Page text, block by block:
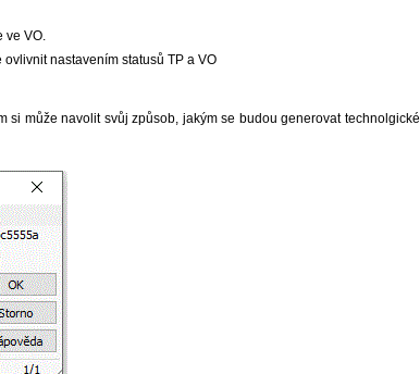
ve VO.
ovlivnit nastavením statusů TP a VO
si může navolit svůj způsob, jakým se budou generovat technolgické